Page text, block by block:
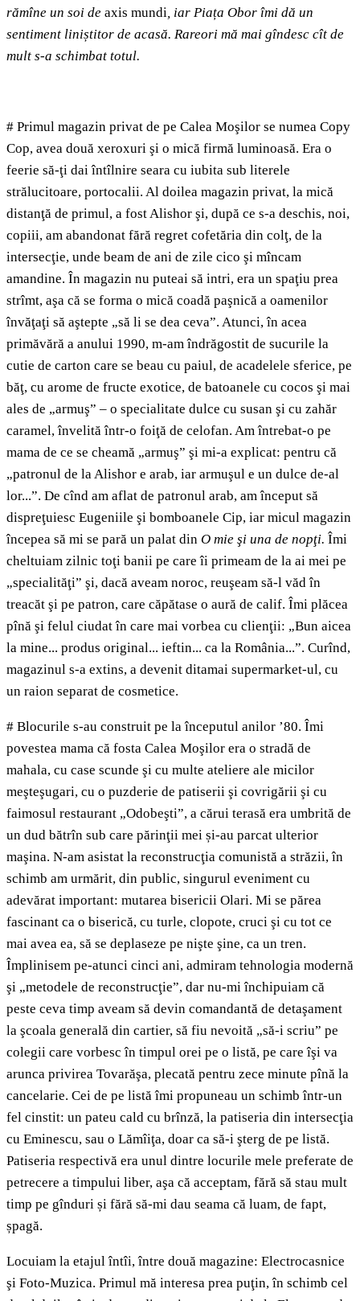
rămîne un soi de axis mundi, iar Piața Obor îmi dă un
sentiment liniștitor de acasă. Rareori mă mai gîndesc cît de
mult s-a schimbat totul.
# Primul magazin privat de pe Calea Moşilor se numea Copy
Cop, avea două xeroxuri şi o mică firmă luminoasă. Era o
feerie să-ţi dai întîlnire seara cu iubita sub literele
strălucitoare, portocalii. Al doilea magazin privat, la mică
distanţă de primul, a fost Alishor şi, după ce s-a deschis, noi,
copiii, am abandonat fără regret cofetăria din colţ, de la
intersecţie, unde beam de ani de zile cico şi mîncam
amandine. În magazin nu puteai să intri, era un spaţiu prea
strîmt, aşa că se forma o mică coadă paşnică a oamenilor
învăţaţi să aştepte „să li se dea ceva”. Atunci, în acea
primăvără a anului 1990, m-am îndrăgostit de sucurile la
cutie de carton care se beau cu paiul, de acadelele sferice, pe
băţ, cu arome de fructe exotice, de batoanele cu cocos şi mai
ales de „armuş” – o specialitate dulce cu susan şi cu zahăr
caramel, învelită într-o foiţă de celofan. Am întrebat-o pe
mama de ce se cheamă „armuş” şi mi-a explicat: pentru că
„patronul de la Alishor e arab, iar armuşul e un dulce de-al
lor...”. De cînd am aflat de patronul arab, am început să
dispreţuiesc Eugeniile şi bomboanele Cip, iar micul magazin
începea să mi se pară un palat din O mie şi una de nopţi. Îmi
cheltuiam zilnic toţi banii pe care îi primeam de la ai mei pe
„specialităţi” şi, dacă aveam noroc, reuşeam să-l văd în
treacăt şi pe patron, care căpătase o aură de calif. Îmi plăcea
pînă şi felul ciudat în care mai vorbea cu clienţii: „Bun aicea
la mine... produs original... ieftin... ca la România...”. Curînd,
magazinul s-a extins, a devenit ditamai supermarket-ul, cu
un raion separat de cosmetice.
# Blocurile s-au construit pe la începutul anilor ’80. Îmi
povestea mama că fosta Calea Moşilor era o stradă de
mahala, cu case scunde şi cu multe ateliere ale micilor
meşteşugari, cu o puzderie de patiserii şi covrigării şi cu
faimosul restaurant „Odobeşti”, a cărui terasă era umbrită de
un dud bătrîn sub care părinţii mei și-au parcat ulterior
maşina. N-am asistat la reconstrucţia comunistă a străzii, în
schimb am urmărit, din public, singurul eveniment cu
adevărat important: mutarea bisericii Olari. Mi se părea
fascinant ca o biserică, cu turle, clopote, cruci şi cu tot ce
mai avea ea, să se deplaseze pe nişte şine, ca un tren.
Împlinisem pe-atunci cinci ani, admiram tehnologia modernă
şi „metodele de reconstrucţie”, dar nu-mi închipuiam că
peste ceva timp aveam să devin comandantă de detaşament
la şcoala generală din cartier, să fiu nevoită „să-i scriu” pe
colegii care vorbesc în timpul orei pe o listă, pe care îşi va
arunca privirea Tovarăşa, plecată pentru zece minute pînă la
cancelarie. Cei de pe listă îmi propuneau un schimb într-un
fel cinstit: un pateu cald cu brînză, la patiseria din intersecţia
cu Eminescu, sau o Lămîiţa, doar ca să-i şterg de pe listă.
Patiseria respectivă era unul dintre locurile mele preferate de
petrecere a timpului liber, aşa că acceptam, fără să stau mult
timp pe gînduri și fără să-mi dau seama că luam, de fapt,
șpagă.
Locuiam la etajul întîi, între două magazine: Electrocasnice
şi Foto-Muzica. Primul mă interesa prea puţin, în schimb cel